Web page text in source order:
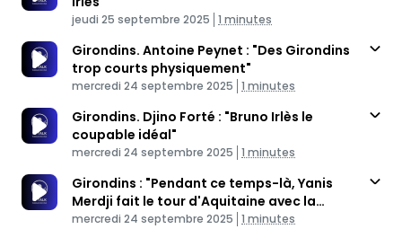
Published At
jeudi 25 septembre 2025 Time
1 minutes
Girondins. Antoine Peynet : "Des Girondins
trop courts physiquement"
Published At
mercredi 24 septembre 2025 Time
1 minutes
Girondins. Djino Forté : "Bruno Irlès le
coupable idéal"
Published At
mercredi 24 septembre 2025 Time
1 minutes
Girondins : "Pendant ce temps-là, Yanis
Merdji fait le tour d'Aquitaine avec la
réserve"
Published At
mercredi 24 septembre 2025 Time
1 minutes